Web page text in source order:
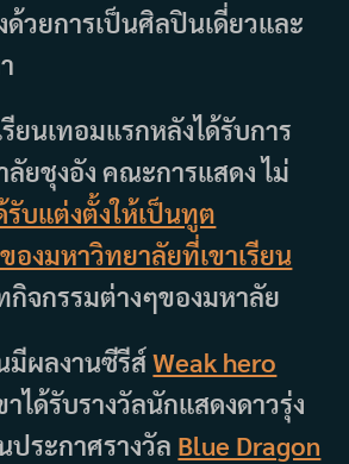
ด้วยการเป็นศิลปินเดี่ยวและ
รียนเทอมแรกหลังได้รับการ
ยชุงอัง คณะการแสดง ไม่
บแต่งตั้งให้เป็นทูต
งมหาวิทยาลัยที่เขาเรียน
กิจกรรมต่างๆของมหาลัย
มีผลงานซีรีส์Weak hero
าได้รับรางวัลนักแสดงดาวรุ่ง
ประกาศรางวัล Blue Dragon